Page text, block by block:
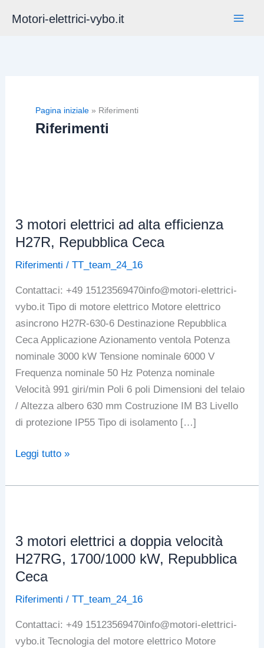
Motori-elettrici-vybo.it
Pagina iniziale » Riferimenti
Riferimenti
3 motori elettrici ad alta efficienza
H27R, Repubblica Ceca
Riferimenti /TT_team_24_16
Contattaci: +49 15123569470info@motori-elettrici-
vybo.it Tipo di motore elettrico Motore elettrico
asincrono H27R-630-6 Destinazione Repubblica
Ceca Applicazione Azionamento ventola Potenza
nominale 3000 kW Tensione nominale 6000 V
Frequenza nominale 50 Hz Potenza nominale
Velocità 991 giri/min Poli 6 poli Dimensioni del telaio
/ Altezza albero 630 mm Costruzione IM B3 Livello
di protezione IP55 Tipo di isolamento […]
3
elettrici
efficienza
H27R,
Repubblica
Leggi tutto »
3 motori elettrici a doppia velocità
H27RG, 1700/1000 kW, Repubblica
Ceca
Riferimenti /TT_team_24_16
Contattaci: +49 15123569470info@motori-elettrici-
vybo.it Tecnologia del motore elettrico Motore